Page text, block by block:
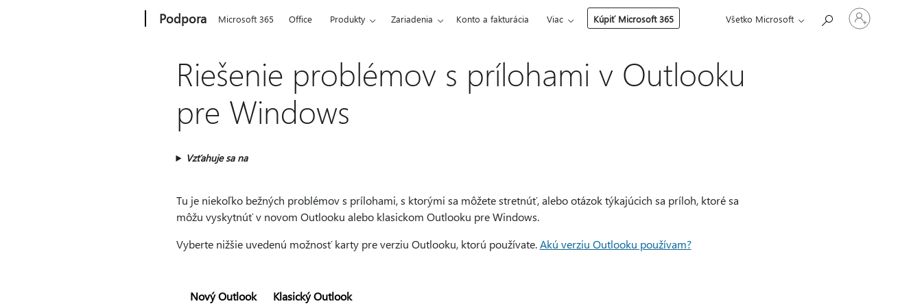
Podpora Microsoft 365 Office Produkty Zariadenia Konto a fakturácia Viac Kúpiť Microsoft 365 Všetko Microsoft
Prihláste
sa
Riešenie problémov s prílohami v Outlooku
pre Windows
Vzťahuje sa na
Tu je niekoľko bežných problémov s prílohami, s ktorými sa môžete stretnúť, alebo otázok týkajúcich sa príloh, ktoré sa
môžu vyskytnúť v novom Outlooku alebo klasickom Outlooku pre Windows.
Vyberte nižšie uvedenú možnosť karty pre verziu Outlooku, ktorú používate.Akú verziu Outlooku používam?
Nový Outlook Klasický Outlook